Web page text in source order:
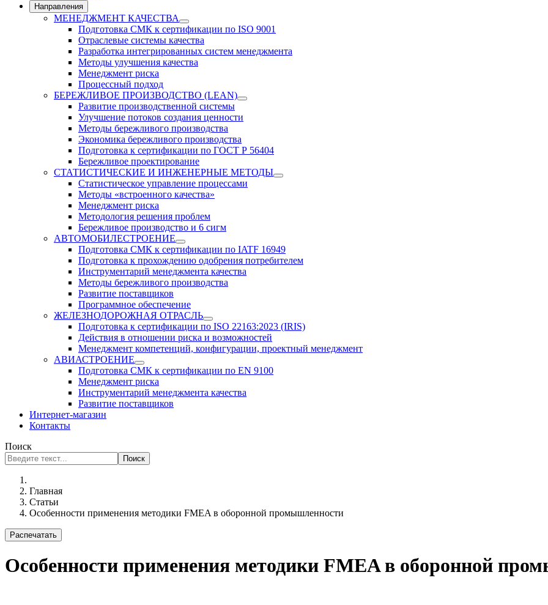
Направления
МЕНЕДЖМЕНТ КАЧЕСТВА
Подготовка СМК к сертификации по ISO 9001
Отраслевые системы качества
Разработка интегрированных систем менеджмента
Методы улучшения качества
Менеджмент риска
Процессный подход
БЕРЕЖЛИВОЕ ПРОИЗВОДСТВО (LEAN)
Развитие производственной системы
Улучшение потоков создания ценности
Методы бережливого производства
Экономика бережливого производства
Подготовка к сертификации по ГОСТ Р 56404
Бережливое проектирование
СТАТИСТИЧЕСКИЕ И ИНЖЕНЕРНЫЕ МЕТОДЫ
Статистическое управление процессами
Методы «встроенного качества»
Менеджмент риска
Методология решения проблем
Бережливое производство и 6 сигм
АВТОМОБИЛЕСТРОЕНИЕ
Подготовка СМК к сертификации по IATF 16949
Подготовка к прохождению одобрения потребителем
Инструментарий менеджмента качества
Методы бережливого производства
Развитие поставщиков
Программное обеспечение
ЖЕЛЕЗНОДОРОЖНАЯ ОТРАСЛЬ
Подготовка к сертификации по ISO 22163:2023 (IRIS)
Действия в отношении риска и возможностей
Менеджмент компетенций, конфигурации, проектный менеджмент
АВИАСТРОЕНИЕ
Подготовка СМК к сертификации по EN 9100
Менеджмент риска
Инструментарий менеджмента качества
Развитие поставщиков
Интернет-магазин
Контакты
Поиск
Поиск
Главная
Статьи
Особенности применения методики FMEA в оборонной промышленности
Распечатать
Особенности применения методики FMEA в оборонной